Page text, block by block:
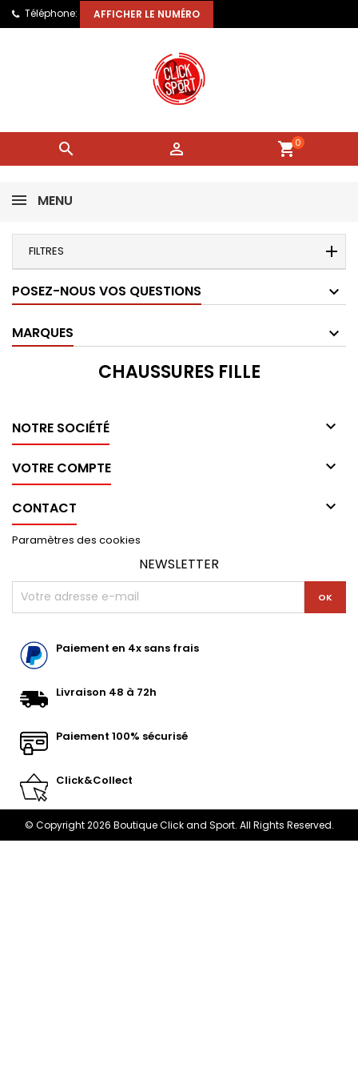
Téléphone: AFFICHER LE NUMÉRO
  shopping_cart0
MENU
FILTRES
POSEZ-NOUS VOS QUESTIONS
MARQUES
CHAUSSURES FILLE
NOTRE SOCIÉTÉ 
VOTRE COMPTE 
CONTACT 
Paramètres des cookies
NEWSLETTER
Paiement en 4x sans frais
Livraison 48 à 72h
Paiement 100% sécurisé
Click&Collect
© Copyright 2026 Boutique Click and Sport. All Rights Reserved.